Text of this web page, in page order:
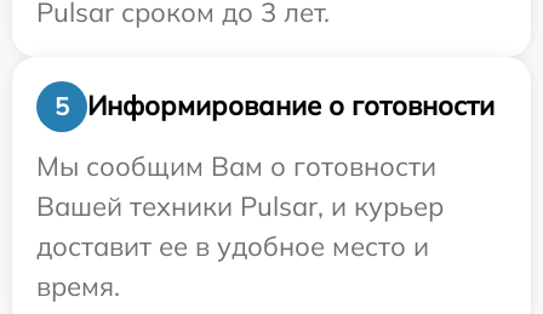
Pulsar сроком до 3 лет.
5
Информирование о готовности
Мы сообщим Вам о готовности
Вашей техники Pulsar, и курьер
доставит ее в удобное место и
время.